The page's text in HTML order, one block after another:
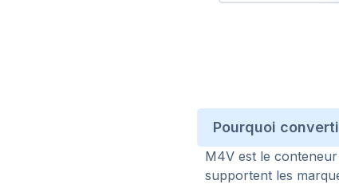
Pourquoi
M4V est le
supportent les